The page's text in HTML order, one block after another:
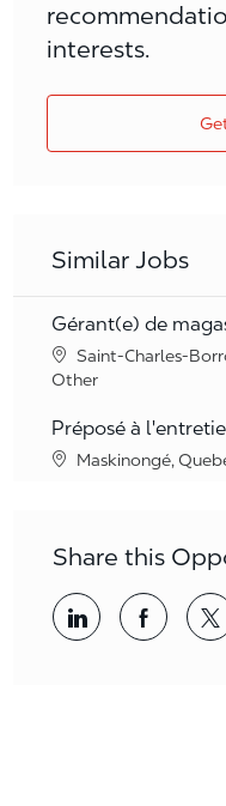
interests.
Similar Jobs
Gérant(e) de
Location
Saint-Charles-
Category
Other
Préposé à
Location
Maskinongé,
Share this
Share viaShare